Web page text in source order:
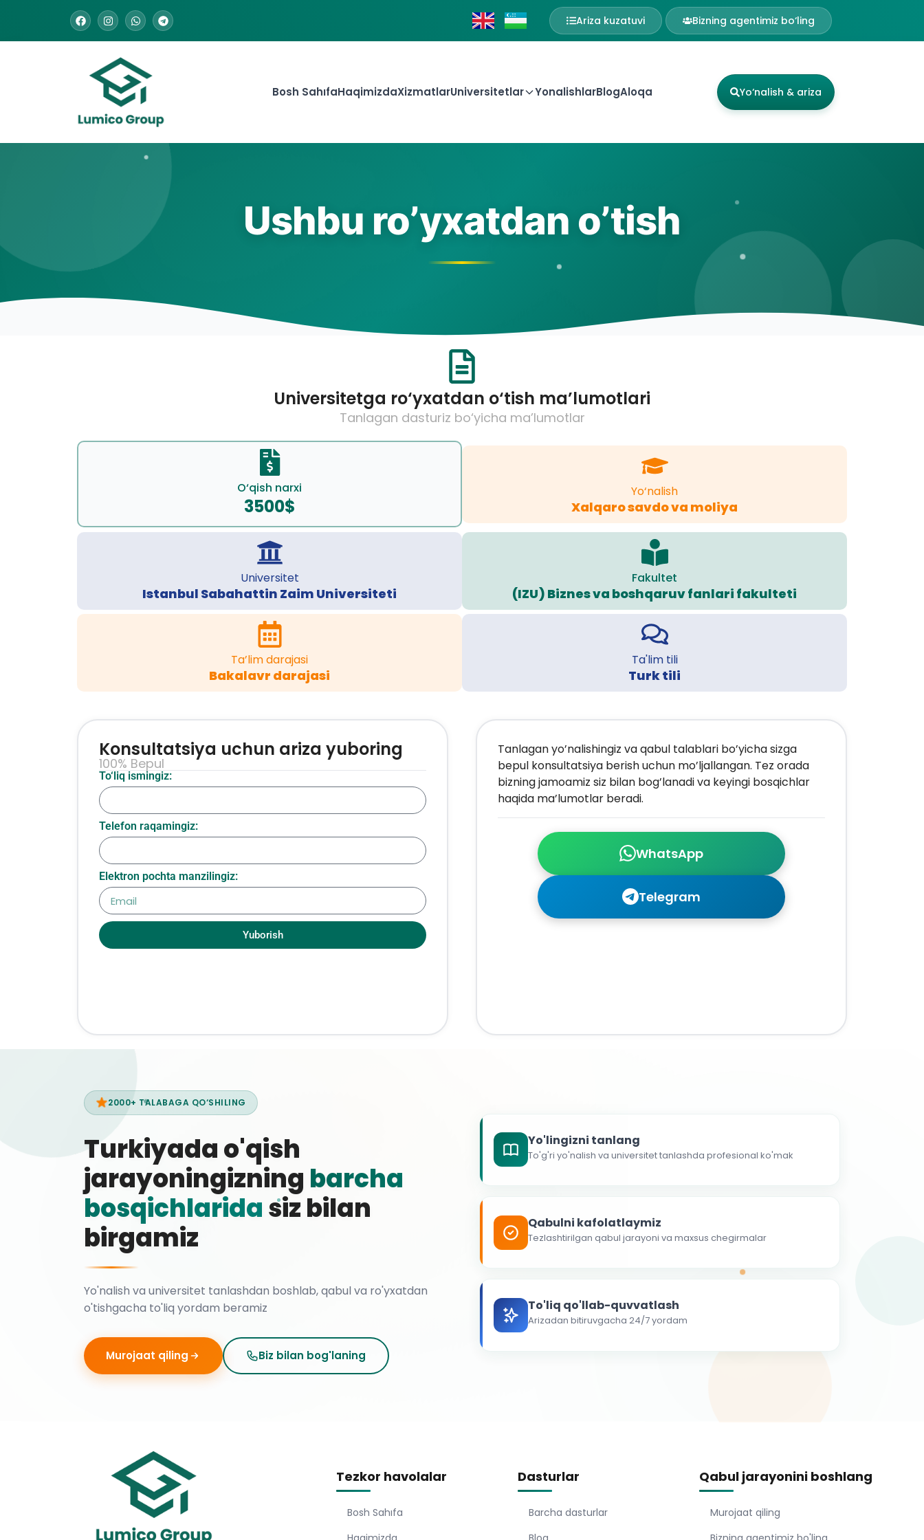
Ariza kuzatuvi Bizning agentimiz bo‘ling
Bosh SahıfaHaqimizdaXizmatlarUniversitetlar YonalishlarBlogAloqa Yo‘nalish & ariza
Ushbu ro’yxatdan o’tish
Universitetga ro‘yxatdan o‘tish ma’lumotlari
Tanlagan dasturiz bo‘yicha ma’lumotlar
O‘qish narxi
3500$
Yo‘nalish
Xalqaro savdo va moliya
Universitet
Istanbul Sabahattin Zaim Universiteti
Fakultet
(IZU) Biznes va boshqaruv fanlari fakulteti
Ta’lim darajasi
Bakalavr darajasi
Ta'lim tili
Turk tili
WhatsApp
Telegram
Tanlagan yo’nalishingiz va qabul talablari bo’yicha sizga
bepul konsultatsiya berish uchun mo’ljallangan. Tez orada
bizning jamoamiz siz bilan bog’lanadi va keyingi bosqichlar
haqida ma’lumotlar beradi.
To‘liq ismingiz:
Telefon raqamingiz:
Elektron pochta manzilingiz:
Yuborish
Konsultatsiya uchun ariza yuboring
100% Bepul
2000+ TALABAGA QO‘SHILING
Turkiyada o'qish
jarayoningizning barcha
bosqichlaridasiz bilan
birgamiz
Yo'nalish va universitet tanlashdan boshlab, qabul va ro'yxatdan
o'tishgacha to'liq yordam beramiz
Murojaat qiling Biz bilan bog'laning
Yo'lingizni tanlang
To'g'ri yo'nalish va universitet tanlashda profesional ko'mak
Qabulni kafolatlaymiz
Tezlashtirilgan qabul jarayoni va maxsus chegirmalar
To'liq qo'llab-quvvatlash
Arizadan bitiruvgacha 24/7 yordam
Tezkor havolalar
Bosh Sahıfa
Dasturlar
Barcha dasturlar
Qabul jarayonini boshlang
Murojaat qiling